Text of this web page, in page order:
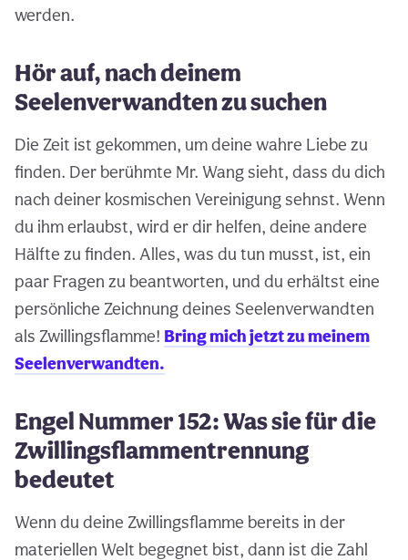
werden.
Hör auf, nach deinem
Seelenverwandten zu suchen
Die Zeit ist gekommen, um deine wahre Liebe zu
finden. Der berühmte Mr. Wang sieht, dass du dich
nach deiner kosmischen Vereinigung sehnst. Wenn
du ihm erlaubst, wird er dir helfen, deine andere
Hälfte zu finden. Alles, was du tun musst, ist, ein
paar Fragen zu beantworten, und du erhältst eine
persönliche Zeichnung deines Seelenverwandten
als Zwillingsflamme! Bring mich jetzt zu meinem
Seelenverwandten.
Engel Nummer 152: Was sie für die
Zwillingsflammentrennung
bedeutet
Wenn du deine Zwillingsflamme bereits in der
materiellen Welt begegnet bist, dann ist die Zahl